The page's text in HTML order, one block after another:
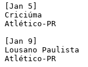
[Jan 5]
Criciúma
Atlético-PR
[Jan 9]
Lousano Paulista
Atlético-PR